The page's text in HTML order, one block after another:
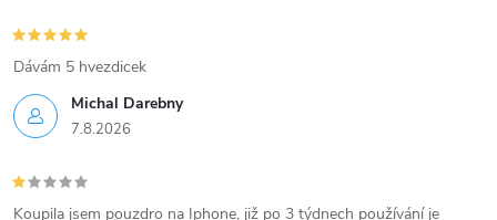
Michal Darebny
7.8.2026
Dávám 5 hvezdicek
Koupila jsem pouzdro na Iphone, již po 3 týdnech používání je